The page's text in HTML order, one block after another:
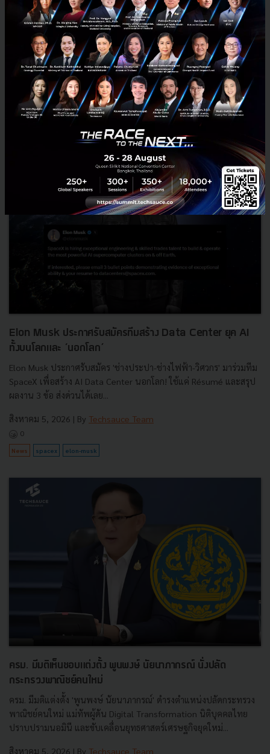
สั่นสะเทือนวงการไอที Google ปรับทัพ AI ครั้งใหญ่ Demis Hassabis
สละเก้าอี้คุม DeepMind ด้าน Jeff Dean ตำนานพนักงานคนที่ 30
ประกาศลาออกตั้งบริษัทใหม่...
สิงหาคม 6, 2026| ByTechsauce Team
0
News google Jeff Dean Demis Hassabis
Elon Musk ประกาศรับสมัครทีมสร้าง Data Center ยุค AI
ทั้งบนโลกและ ‘นอกโลก’
Elon Musk ประกาศรับสมัคร 'ช่างประปา-ช่างไฟฟ้า-วิศวกร' มาร่วมทีม
SpaceX เพื่อสร้าง AI Data Center นอกโลก! ใช้แค่ Résumé และสรุป
ผลงาน 3 ข้อ ส่งด่วนได้เลย...
สิงหาคม 5, 2026 | By Techsauce Team
0
News spacex elon-musk
ครม. มีมติเห็นชอบแต่งตั้ง พูนพงษ์ นัยนาภากรณ์ นั่งปลัด
กระทรวงพาณิชย์คนใหม่
ครม. มีมติแต่งตั้ง 'พูนพงษ์ นัยนาภากรณ์' ดำรงตำแหน่งปลัดกระทรวง
พาณิชย์คนใหม่ แม่ทัพผู้ดัน Digital Transformation นิติบุคคลไทย
ปราบปรามนอมินี และขับเคลื่อนยุทธศาสตร์เศรษฐกิจยุคใหม่...
สิงหาคม 5, 2026 | By Techsauce Team